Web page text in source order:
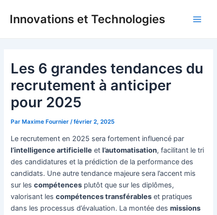
Innovations et Technologies
Les 6 grandes tendances du
recrutement à anticiper
pour 2025
ParMaxime Fournier /février 2, 2025
Le recrutement en 2025 sera fortement influencé par
l’intelligence artificielle et l’automatisation, facilitant le tri
des candidatures et la prédiction de la performance des
candidats. Une autre tendance majeure sera l’accent mis
sur lescompétences plutôt que sur les diplômes,
valorisant lescompétences transférables et pratiques
dans les processus d’évaluation. La montée desmissions